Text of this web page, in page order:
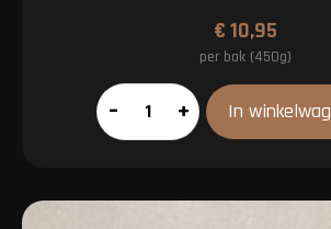
€10,95
per bak (450g)
Runderstoofpot
aantal
– + In